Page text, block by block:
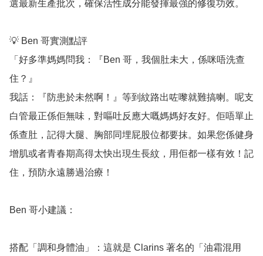
選最新生產批次，確保活性成分能發揮最強的修復功效。
💡 Ben 哥實測點評
「好多準媽媽問我：『Ben 哥，我個肚未大，係咪唔洗查
住？』
我話：『防患於未然啊！』等到紋路出咗嚟就難搞喇。呢支
白管最正係佢無味，對嘔吐反應大嘅媽媽好友好。佢唔單止
係查肚，記得大腿、胸部同埋屁股位都要抹。如果您係健身
增肌或者青春期高得太快出現生長紋，用佢都一樣有效！記
住，預防永遠勝過治療！
Ben 哥小建議：
搭配「調和身體油」：這就是 Clarins 著名的「油霜混用